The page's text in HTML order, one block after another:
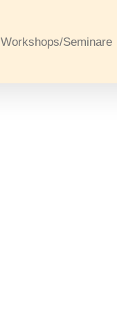
Workshops/Seminare